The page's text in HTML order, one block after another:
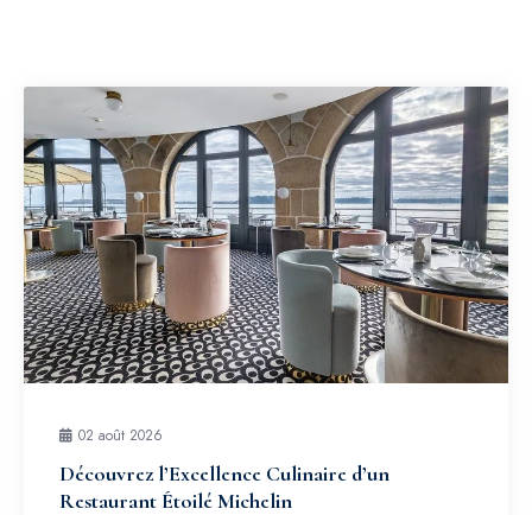
02 août 2026
Découvrez l’Excellence Culinaire d’un
Restaurant Étoilé Michelin